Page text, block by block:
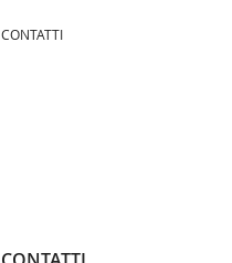
CONTATTI